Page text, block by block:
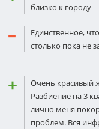
близко к городу
Единственное,
столько пока не
Очень красивый
Разбиение на 3
лично меня
проблем. Вся